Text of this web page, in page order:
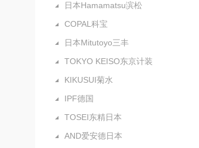
日本Hamamatsu滨松
COPAL科宝
日本Mitutoyo三丰
TOKYO KEISO东京计装
KIKUSUI菊水
IPF德国
TOSEI东精日本
AND爱安德日本